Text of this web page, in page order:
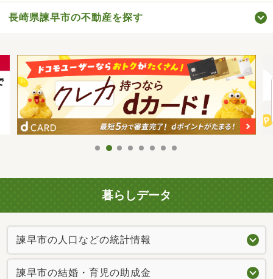
長崎県諫早市の不動産を探す
暮らしデータ
諫早市の人口などの統計情報
諫早市の結婚・育児の助成金